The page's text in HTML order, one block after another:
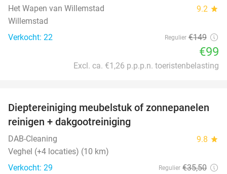
Het Wapen van Willemstad 9.2 star
Willemstad
Verkocht: 22
Regulier €149
€99
Excl. ca. €1,26 p.p.p.n. toeristenbelasting
35%
Dieptereiniging meubelstuk of zonnepanelen
reinigen + dakgootreiniging
DAB-Cleaning 9.8 star
Veghel (+4 locaties) (10 km)
Verkocht: 29
Regulier €35,50